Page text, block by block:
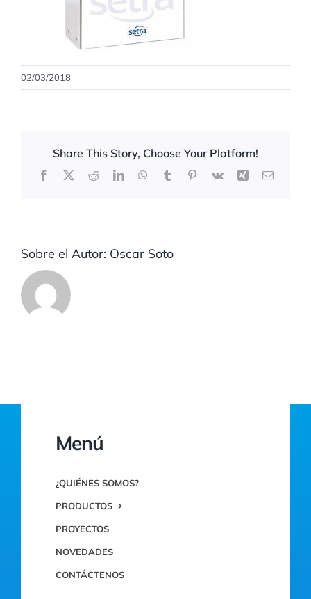
02/03/2018
Share This Story, Choose Your Platform!
Facebook
X RedditLinkedInWhatsApp
TumblrPinterest
Vk Xing Correo
Sobre el Autor: Oscar Soto
Menú
¿QUIÉNES SOMOS?
PRODUCTOS
PROYECTOS
NOVEDADES
CONTÁCTENOS